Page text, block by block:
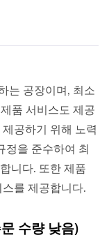
는 공장이며, 최소
품 서비스도 제공
공하기 위해 노력
정을 준수하여 최
니다. 또한 제품
를 제공합니다.
수량 낮음)